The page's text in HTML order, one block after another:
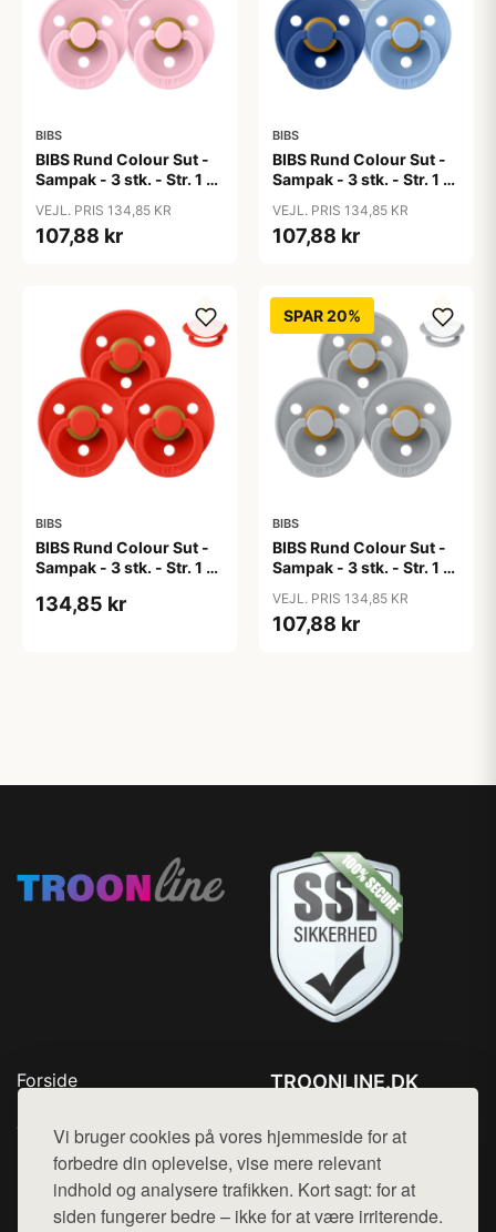
Vi bruger cookies på vores hjemmeside for at
forbedre din oplevelse, vise mere relevant
indhold og analysere trafikken. Kort sagt: for at
siden fungerer bedre – ikke for at være irriterende.
BIBS
BIBS Rund Colour Sut -
Sampak - 3 stk. - Str. 1 -
VEJL. PRIS 134,85 KR
107,88 kr
BIBS
BIBS Rund Colour Sut -
Sampak - 3 stk. - Str. 1 -
VEJL. PRIS 134,85 KR
107,88 kr
BIBS
BIBS Rund Colour Sut -
Sampak - 3 stk. - Str. 1 -
134,85 kr
SPAR 20%
BIBS
BIBS Rund Colour Sut -
Sampak - 3 stk. - Str. 1 -
VEJL. PRIS 134,85 KR
107,88 kr
Forside
Top Rabatter
Blog
Kontakt
TROONLINE.DK
Mail: hej@want.dk
Cookie- og privatlivspolitik